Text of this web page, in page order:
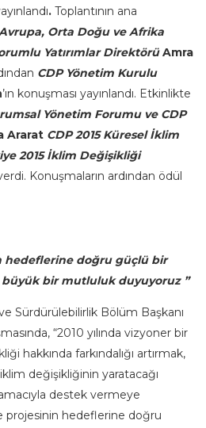
. Toplantının ana
Orta Doğu ve Afrika
Yatırımlar DirektörüAmra
CDP Yönetim Kurulu
’ın konuşması yayınlandı. Etkinlikte
Yönetim Forumu ve CDP
Ararat CDP 2015 Küresel İklim
2015 İklim Değişikliği
Konuşmaların ardından ödül
hedeflerine doğru güçlü bir
bir mutluluk duyuyoruz ”
Sürdürülebilirlik Bölüm Başkanı
“2010 yılında vizyoner bir
hakkında farkındalığı artırmak,
değişikliğinin yaratacağı
destek vermeye
projesinin hedeflerine doğru